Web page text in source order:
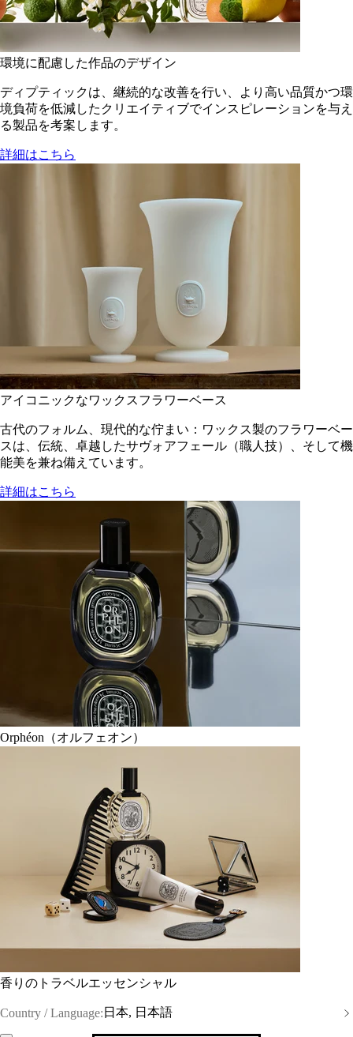
環境に配慮した作品のデザイン
ディプティックは、継続的な改善を行い、より高い品質かつ環
境負荷を低減した​クリエイティブでインスピレーションを与え
る製品を考案します。
詳細はこちら
アイコニックなワックスフラワーベース
古代のフォルム、現代的な佇まい：ワックス製のフラワーベー
スは、伝統、卓越したサヴォアフェール（職人技）、そして機
能美を兼ね備えています。
詳細はこちら
Orphéon（オルフェオン）
香りのトラベルエッセンシャル
Country / Language: 日本, 日本語